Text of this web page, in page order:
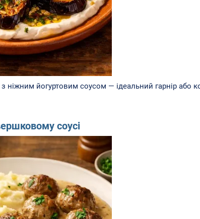
ніжним йогуртовим соусом — ідеальний гарнір або
соусі